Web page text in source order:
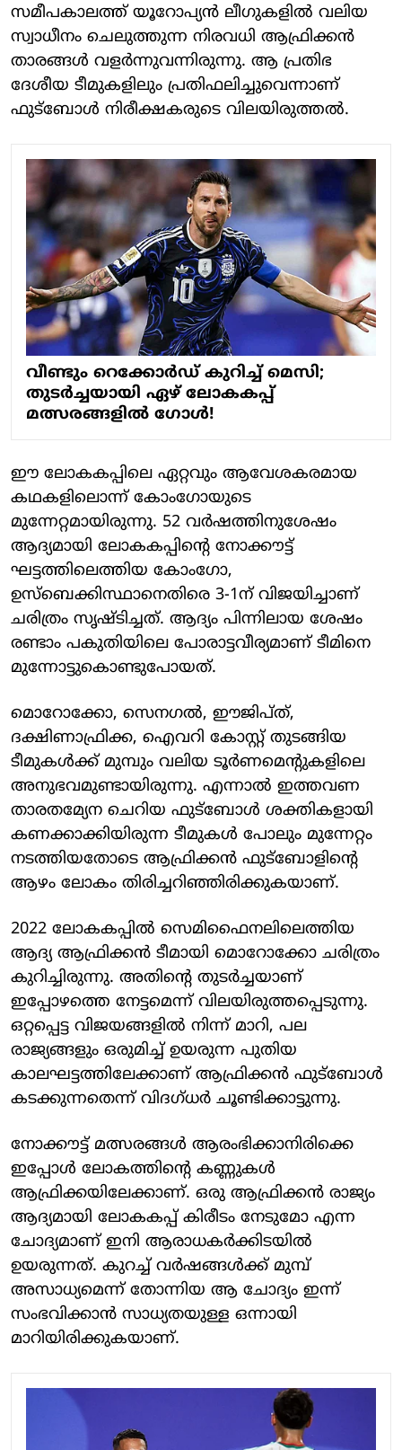
സമീപകാലത്ത് യൂറോപ്യന്‍ ലീഗുകളില്‍ വലിയ
സ്വാധീനം ചെലുത്തുന്ന നിരവധി ആഫ്രിക്കന്‍
താരങ്ങള്‍ വളര്‍ന്നുവന്നിരുന്നു. ആ പ്രതിഭ
ദേശീയ ടീമുകളിലും പ്രതിഫലിച്ചുവെന്നാണ്
ഫുട്‌ബോള്‍ നിരീക്ഷകരുടെ വിലയിരുത്തല്‍.
വീണ്ടും റെക്കോര്‍ഡ് കുറിച്ച് മെസി;
തുടര്‍ച്ചയായി ഏഴ് ലോകകപ്പ്
മത്സരങ്ങളില്‍ ഗോള്‍!
ഈ ലോകകപ്പിലെ ഏറ്റവും ആവേശകരമായ
കഥകളിലൊന്ന് കോംഗോയുടെ
മുന്നേറ്റമായിരുന്നു. 52 വര്‍ഷത്തിനുശേഷം
ആദ്യമായി ലോകകപ്പിന്റെ നോക്കൗട്ട്
ഘട്ടത്തിലെത്തിയ കോംഗോ,
ഉസ്‌ബെക്കിസ്ഥാനെതിരെ 3-1ന് വിജയിച്ചാണ്
ചരിത്രം സൃഷ്ടിച്ചത്. ആദ്യം പിന്നിലായ ശേഷം
രണ്ടാം പകുതിയിലെ പോരാട്ടവീര്യമാണ് ടീമിനെ
മുന്നോട്ടുകൊണ്ടുപോയത്.
മൊറോക്കോ, സെനഗല്‍, ഈജിപ്ത്,
ദക്ഷിണാഫ്രിക്ക, ഐവറി കോസ്റ്റ് തുടങ്ങിയ
ടീമുകള്‍ക്ക് മുമ്പും വലിയ ടൂര്‍ണമെന്റുകളിലെ
അനുഭവമുണ്ടായിരുന്നു. എന്നാല്‍ ഇത്തവണ
താരതമ്യേന ചെറിയ ഫുട്‌ബോള്‍ ശക്തികളായി
കണക്കാക്കിയിരുന്ന ടീമുകള്‍ പോലും മുന്നേറ്റം
നടത്തിയതോടെ ആഫ്രിക്കന്‍ ഫുട്‌ബോളിന്റെ
ആഴം ലോകം തിരിച്ചറിഞ്ഞിരിക്കുകയാണ്.
2022 ലോകകപ്പില്‍ സെമിഫൈനലിലെത്തിയ
ആദ്യ ആഫ്രിക്കന്‍ ടീമായി മൊറോക്കോ ചരിത്രം
കുറിച്ചിരുന്നു. അതിന്റെ തുടര്‍ച്ചയാണ്
ഇപ്പോഴത്തെ നേട്ടമെന്ന് വിലയിരുത്തപ്പെടുന്നു.
ഒറ്റപ്പെട്ട വിജയങ്ങളില്‍ നിന്ന് മാറി, പല
രാജ്യങ്ങളും ഒരുമിച്ച് ഉയരുന്ന പുതിയ
കാലഘട്ടത്തിലേക്കാണ് ആഫ്രിക്കന്‍ ഫുട്‌ബോള്‍
കടക്കുന്നതെന്ന് വിദഗ്ധര്‍ ചൂണ്ടിക്കാട്ടുന്നു.
നോക്കൗട്ട് മത്സരങ്ങള്‍ ആരംഭിക്കാനിരിക്കെ
ഇപ്പോള്‍ ലോകത്തിന്റെ കണ്ണുകള്‍
ആഫ്രിക്കയിലേക്കാണ്. ഒരു ആഫ്രിക്കന്‍ രാജ്യം
ആദ്യമായി ലോകകപ്പ് കിരീടം നേടുമോ എന്ന
ചോദ്യമാണ് ഇനി ആരാധകര്‍ക്കിടയില്‍
ഉയരുന്നത്. കുറച്ച് വര്‍ഷങ്ങള്‍ക്ക് മുമ്പ്
അസാധ്യമെന്ന് തോന്നിയ ആ ചോദ്യം ഇന്ന്
സംഭവിക്കാന്‍ സാധ്യതയുള്ള ഒന്നായി
മാറിയിരിക്കുകയാണ്.